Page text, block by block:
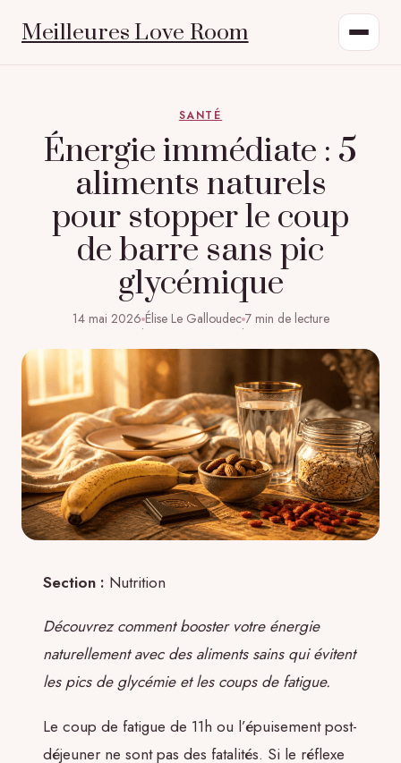
Meilleures Love Room
SANTÉ
Énergie immédiate : 5
aliments naturels
pour stopper le coup
de barre sans pic
glycémique
14 mai 2026·Élise Le Galloudec·7 min de lecture
Section : Nutrition
Découvrez comment booster votre énergie
naturellement avec des aliments sains qui évitent
les pics de glycémie et les coups de fatigue.
Le coup de fatigue de 11h ou l’épuisement post-
déjeuner ne sont pas des fatalités. Si le réflexe